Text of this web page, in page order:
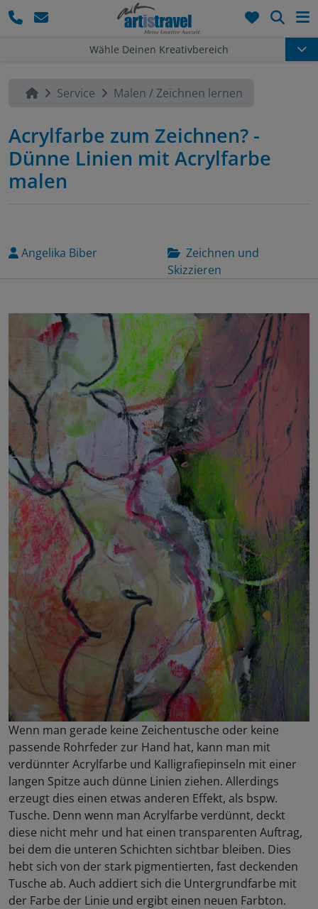
Wähle Deinen Kreativbereich
Service Malen / Zeichnen lernen
Acrylfarbe zum Zeichnen? -
Dünne Linien mit Acrylfarbe
malen
Angelika Biber
Zeichnen und
Skizzieren
Wenn man gerade keine Zeichentusche oder keine
passende Rohrfeder zur Hand hat, kann man mit
verdünnter Acrylfarbe und Kalligrafiepinseln mit einer
langen Spitze auch dünne Linien ziehen. Allerdings
erzeugt dies einen etwas anderen Effekt, als bspw.
Tusche. Denn wenn man Acrylfarbe verdünnt, deckt
diese nicht mehr und hat einen transparenten Auftrag,
bei dem die unteren Schichten sichtbar bleiben. Dies
hebt sich von der stark pigmentierten, fast deckenden
Tusche ab. Auch addiert sich die Untergrundfarbe mit
der Farbe der Linie und ergibt einen neuen Farbton.